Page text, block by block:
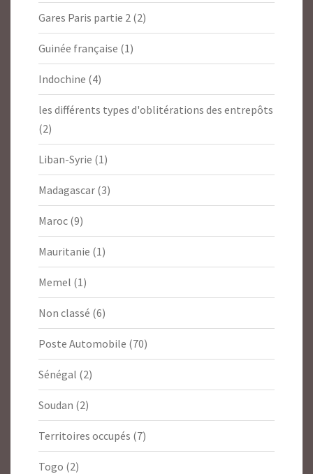
Gares Paris partie 2 (2)
Guinée française (1)
Indochine (4)
les différents types d'oblitérations des entrepôts
(2)
Liban-Syrie (1)
Madagascar (3)
Maroc (9)
Mauritanie (1)
Memel (1)
Non classé (6)
Poste Automobile (70)
Sénégal (2)
Soudan (2)
Territoires occupés (7)
Togo (2)